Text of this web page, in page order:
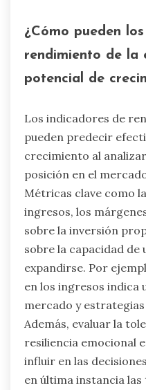
¿Cómo pueden
rendimiento de la
potencial de
Los indicadores de
pueden predecir
crecimiento al
posición en el
Métricas clave como
ingresos, los
sobre la inversión
sobre la capacidad de
expandirse. Por
en los ingresos indica
mercado y
Además, evaluar la
resiliencia emocional
influir en las
en última instancia